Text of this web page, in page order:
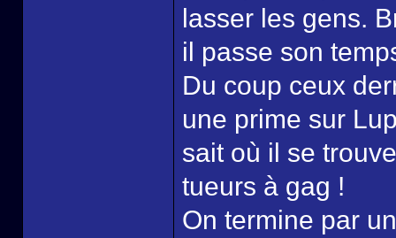
lasser les gens.
il passe son
Du coup ceux
une prime sur
sait où il se
tueurs à gag !
On termine par